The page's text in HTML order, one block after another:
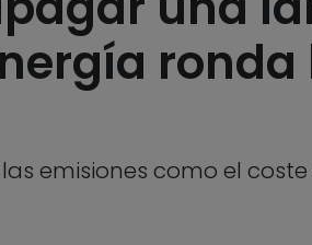
ronda
emisiones como el